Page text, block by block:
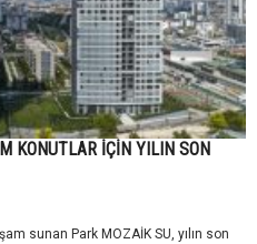
KONUTLAR İÇİN YILIN SON
sunan Park MOZAİK SU, yılın son